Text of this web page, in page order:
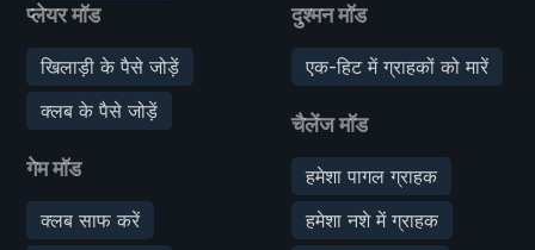
प्लेयर मॉड
खिलाड़ी के पैसे जोड़ें
क्लब के पैसे जोड़ें
गेम मॉड
क्लब साफ करें
दुश्मन मॉड
एक-हिट में ग्राहकों को मारें
चैलेंज मॉड
हमेशा पागल ग्राहक
हमेशा नशे में ग्राहक